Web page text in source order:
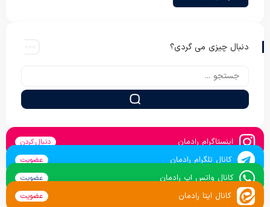
دنبال چیزی می گردی؟
اینستاگرام رادمان دنبال کردن
کانال تلگرام رادمان عضویت
کانال واتس اپ رادمان عضویت
کانال ایتا رادمان عضویت